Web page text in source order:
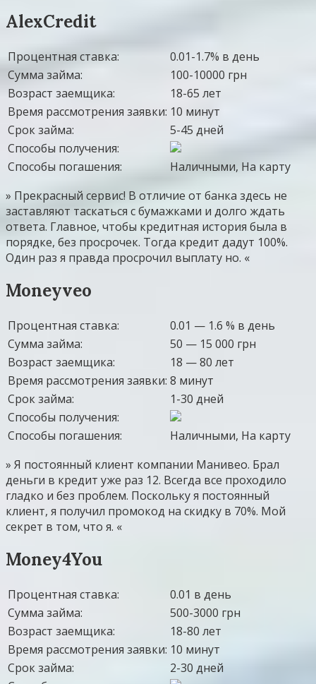
AlexCredit
Процентная ставка:
0.01-1.7% в день
Сумма займа:
100-10000 грн
Возраст заемщика:
18-65 лет
Время рассмотрения заявки: 10 минут
Срок займа:
5-45 дней
Способы получения:
Способы погашения:
Наличными, На карту
» Прекрасный сервис! В отличие от банка здесь не
заставляют таскаться с бумажками и долго ждать
ответа. Главное, чтобы кредитная история была в
порядке, без просрочек. Тогда кредит дадут 100%.
Один раз я правда просрочил выплату но. «
Moneyveo
Процентная ставка:
0.01 — 1.6 % в день
Сумма займа:
50 — 15 000 грн
Возраст заемщика:
18 — 80 лет
Время рассмотрения заявки: 8 минут
Срок займа:
1-30 дней
Способы получения:
Способы погашения:
Наличными, На карту
» Я постоянный клиент компании Манивео. Брал
деньги в кредит уже раз 12. Всегда все проходило
гладко и без проблем. Поскольку я постоянный
клиент, я получил промокод на скидку в 70%. Мой
секрет в том, что я. «
Money4You
Процентная ставка:
0.01 в день
Сумма займа:
500-3000 грн
Возраст заемщика:
18-80 лет
Время рассмотрения заявки: 10 минут
Срок займа:
2-30 дней